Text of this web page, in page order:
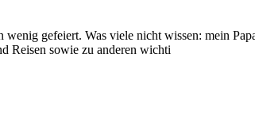
gefeiert. Was viele nicht wissen: mein
Reisen sowie zu anderen wichti